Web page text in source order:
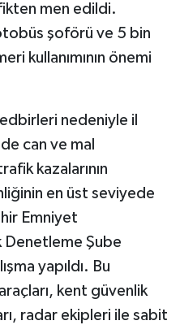
men edildi.
şoförü ve 5 bin
kullanımının önemi
nedeniyle il
can ve mal
kazalarının
en üst seviyede
Emniyet
Denetleme Şube
yapıldı. Bu
kent güvenlik
radar ekipleri ile sabit